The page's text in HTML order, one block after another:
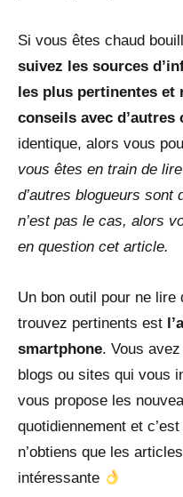
Si vous êtes chaud
suivez les sources
les plus pertinentes et
conseils avec d’autres
identique, alors vous
vous êtes en train de
d’autres blogueurs sont
n’est pas le cas, alors
en question cet article.
Un bon outil pour ne
trouvez pertinents est
smartphone. Vous
blogs ou sites qui vous
vous propose les
quotidiennement et
n’obtiens que les
intéressante